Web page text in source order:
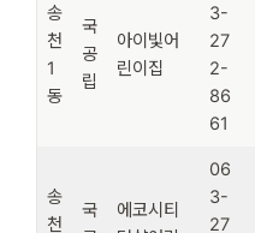
송
천
1
동
국
공
립
아이빛어
린이집
3-
27
2-
86
61
송
천
국
에코시티
06
3-
27